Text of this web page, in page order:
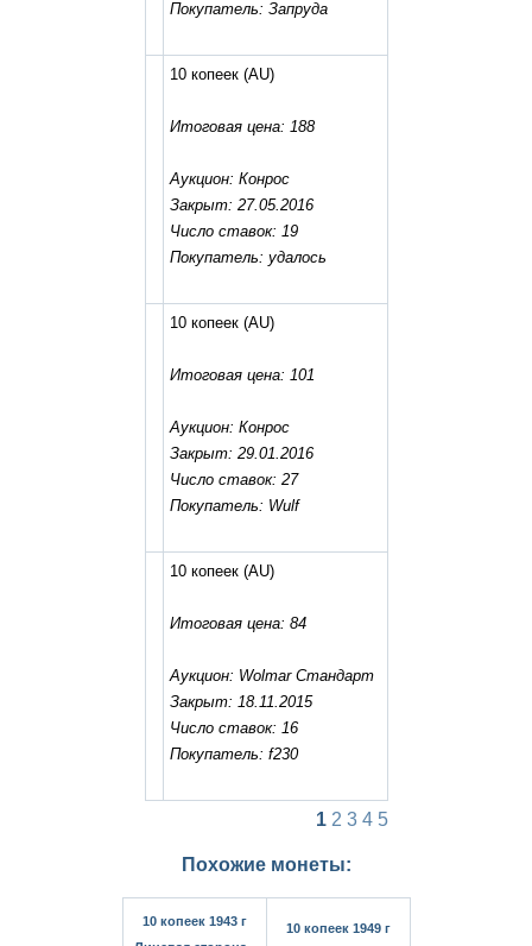
Покупатель: Запруда
10 копеек (AU)
Итоговая цена: 188
Аукцион: Конрос
Закрыт: 27.05.2016
Число ставок: 19
Покупатель: удалось
10 копеек (AU)
Итоговая цена: 101
Аукцион: Конрос
Закрыт: 29.01.2016
Число ставок: 27
Покупатель: Wulf
10 копеек(AU)
Итоговая цена: 84
Аукцион: Wolmar Стандарт
Закрыт: 18.11.2015
Число ставок: 16
Покупатель: f230
1 2 3 4 5
Похожие монеты:
10 копеек 1943 г
10 копеек 1949 г